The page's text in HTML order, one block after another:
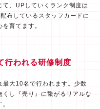
、UPしていくランク制度は
布しているスタッフカードに
育てます。
行われる研修制度
最大10名で行われます。少数
し『売り』に繋がるリアルな